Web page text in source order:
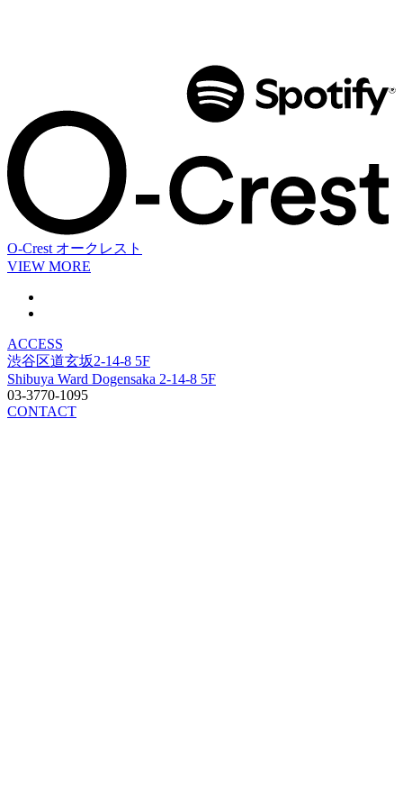
O-Crest オークレスト
VIEW MORE
ACCESS
渋谷区道玄坂2-14-8 5F
Shibuya Ward Dogensaka 2-14-8 5F
03-3770-1095
CONTACT